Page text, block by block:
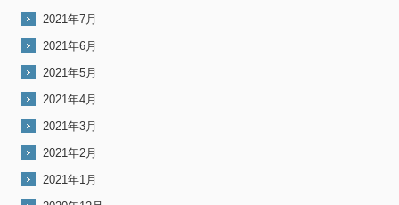
2021年7月
2021年6月
2021年5月
2021年4月
2021年3月
2021年2月
2021年1月